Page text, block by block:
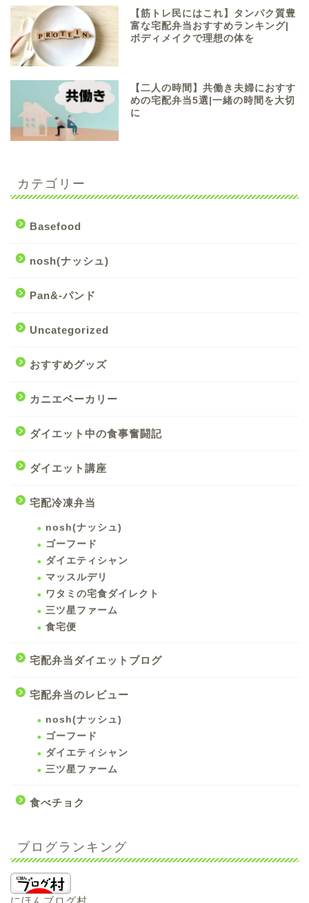
【筋トレ民にはこれ】タンパク質豊
富な宅配弁当おすすめランキング|
ボディメイクで理想の体を
【二人の時間】共働き夫婦におすす
めの宅配弁当5選|一緒の時間を大切
に
カテゴリー
Basefood
nosh(ナッシュ)
Pan&-パンド
Uncategorized
おすすめグッズ
カニエベーカリー
ダイエット中の食事奮闘記
ダイエット講座
宅配冷凍弁当
nosh(ナッシュ)
ゴーフード
ダイエティシャン
マッスルデリ
ワタミの宅食ダイレクト
三ツ星ファーム
食宅便
宅配弁当ダイエットブログ
宅配弁当のレビュー
nosh(ナッシュ)
ゴーフード
ダイエティシャン
三ツ星ファーム
食べチョク
ブログランキング